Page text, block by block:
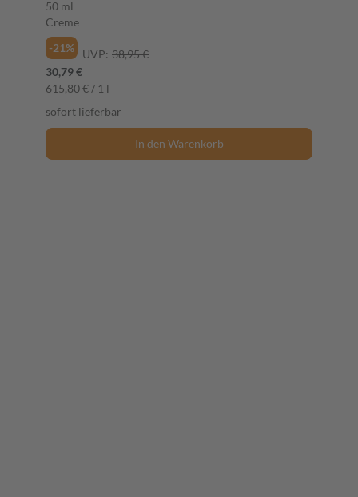
50 ml
Creme
-21%
UVP: 38,95 €
30,79 €
615,80 € / 1 l
sofort lieferbar
In den Warenkorb